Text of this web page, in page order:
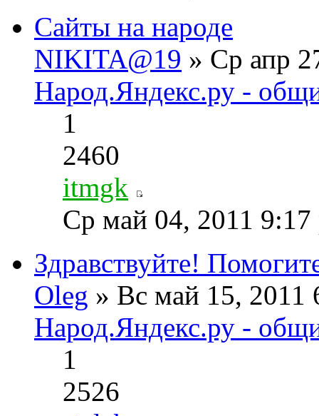
Сайты на народе
NIKITA@19 » Ср апр
Народ.Яндекс.ру -
1
2460
itmgk
Ср май 04, 2011 9:17
Здравствуйте!
Oleg » Вс май 15, 2011
Народ.Яндекс.ру -
1
2526